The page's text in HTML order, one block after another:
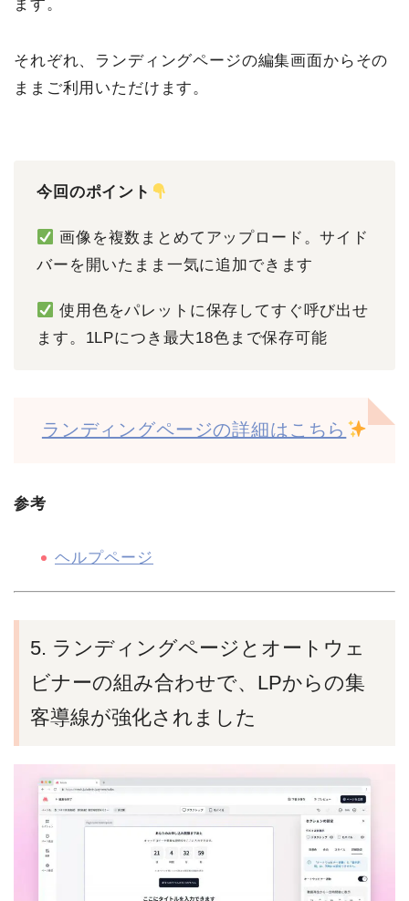
ます。
それぞれ、ランディングページの編集画面からその
ままご利用いただけます。
今回のポイント
画像を複数まとめてアップロード。サイド
バーを開いたまま一気に追加できます
使用色をパレットに保存してすぐ呼び出せ
ます。1LPにつき最大18色まで保存可能
ランディングページの詳細はこちら
参考
ヘルプページ
5. ランディングページとオートウェ
ビナーの組み合わせで、LPからの集
客導線が強化されました